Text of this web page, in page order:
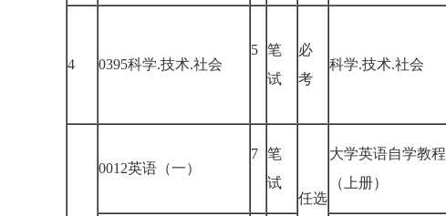
4 0395科学.技术.社会
5 笔
试
必
考
科学.技术.社会
0012英语（一）
7 笔
试
任选
大学英语自学教程
（上册）